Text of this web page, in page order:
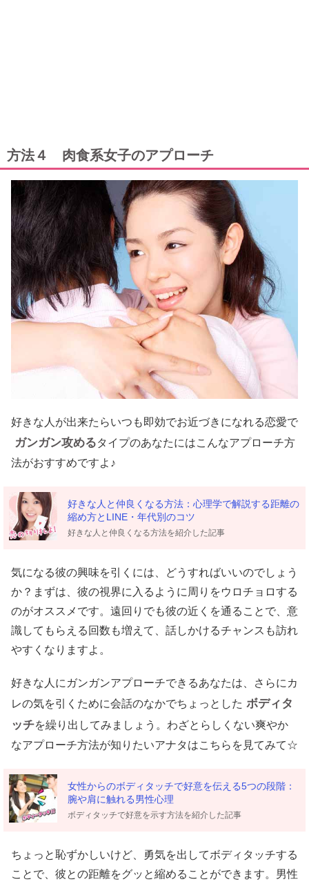
方法４ 肉食系女子のアプローチ
好きな人が出来たらいつも即効でお近づきになれる恋愛で
ガンガン攻めるタイプのあなたにはこんなアプローチ方
法がおすすめですよ♪
好きな人と仲良くなる方法：心理学で解説する距離の
縮め方とLINE・年代別のコツ
好きな人と仲良くなる方法を紹介した記事
気になる彼の興味を引くには、どうすればいいのでしょう
か？まずは、彼の視界に入るように周りをウロチョロする
のがオススメです。遠回りでも彼の近くを通ることで、意
識してもらえる回数も増えて、話しかけるチャンスも訪れ
やすくなりますよ。
好きな人にガンガンアプローチできるあなたは、さらにカ
レの気を引くために会話のなかでちょっとした ボディタ
ッチを繰り出してみましょう。わざとらしくない爽やか
なアプローチ方法が知りたいアナタはこちらを見てみて☆
女性からのボディタッチで好意を伝える5つの段階：
腕や肩に触れる男性心理
ボディタッチで好意を示す方法を紹介した記事
ちょっと恥ずかしいけど、勇気を出してボディタッチする
ことで、彼との距離をグッと縮めることができます。男性